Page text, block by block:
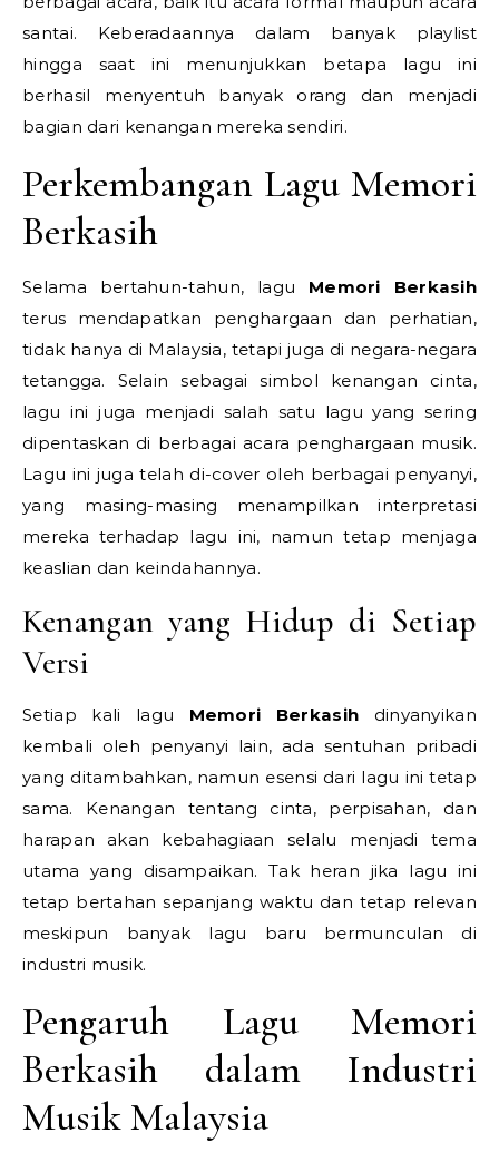
santai. Keberadaannya dalam banyak playlist
hingga saat ini menunjukkan betapa lagu ini
berhasil menyentuh banyak orang dan menjadi
bagian dari kenangan mereka sendiri.
Perkembangan Lagu Memori
Berkasih
Selama bertahun-tahun, lagu Memori Berkasih
terus mendapatkan penghargaan dan perhatian,
tidak hanya di Malaysia, tetapi juga di negara-negara
tetangga. Selain sebagai simbol kenangan cinta,
lagu ini juga menjadi salah satu lagu yang sering
dipentaskan di berbagai acara penghargaan musik.
Lagu ini juga telah di-cover oleh berbagai penyanyi,
yang masing-masing menampilkan interpretasi
mereka terhadap lagu ini, namun tetap menjaga
keaslian dan keindahannya.
Kenangan yang Hidup di Setiap
Versi
Setiap kali lagu Memori Berkasih dinyanyikan
kembali oleh penyanyi lain, ada sentuhan pribadi
yang ditambahkan, namun esensi dari lagu ini tetap
sama. Kenangan tentang cinta, perpisahan, dan
harapan akan kebahagiaan selalu menjadi tema
utama yang disampaikan. Tak heran jika lagu ini
tetap bertahan sepanjang waktu dan tetap relevan
meskipun banyak lagu baru bermunculan di
industri musik.
Pengaruh Lagu Memori
Berkasih dalam Industri
Musik Malaysia